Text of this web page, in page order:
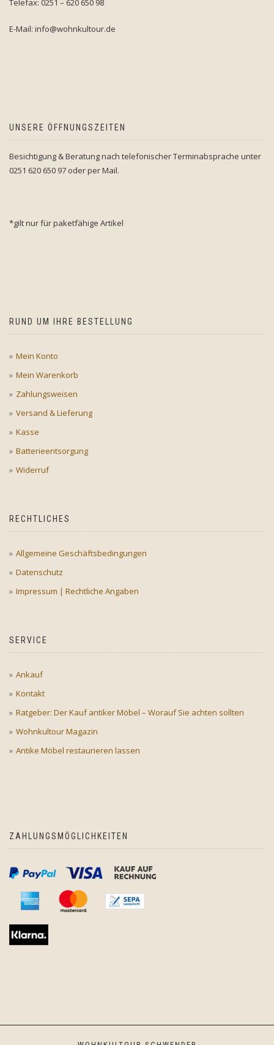
Telefax: 0251 – 620 650 98
E-Mail: info@wohnkultour.de
UNSERE ÖFFNUNGSZEITEN
Besichtigung & Beratung nach telefonischer Terminabsprache unter
0251 620 650 97 oder per Mail.
*gilt nur für paketfähige Artikel
RUND UM IHRE BESTELLUNG
Mein Konto
Mein Warenkorb
Zahlungsweisen
Versand & Lieferung
Kasse
Batterieentsorgung
Widerruf
RECHTLICHES
Allgemeine Geschäftsbedingungen
Datenschutz
Impressum | Rechtliche Angaben
SERVICE
Ankauf
Kontakt
Ratgeber: Der Kauf antiker Möbel – Worauf Sie achten sollten
Wohnkultour Magazin
Antike Möbel restaurieren lassen
ZAHLUNGSMÖGLICHKEITEN